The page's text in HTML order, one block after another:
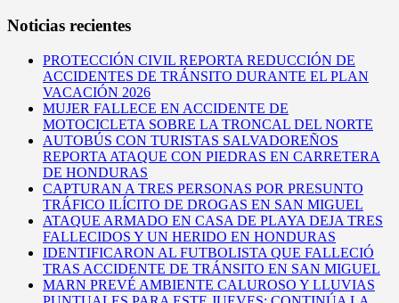
Noticias recientes
PROTECCIÓN CIVIL REPORTA REDUCCIÓN DE
ACCIDENTES DE TRÁNSITO DURANTE EL PLAN
VACACIÓN 2026
MUJER FALLECE EN ACCIDENTE DE
MOTOCICLETA SOBRE LA TRONCAL DEL NORTE
AUTOBÚS CON TURISTAS SALVADOREÑOS
REPORTA ATAQUE CON PIEDRAS EN CARRETERA
DE HONDURAS
CAPTURAN A TRES PERSONAS POR PRESUNTO
TRÁFICO ILÍCITO DE DROGAS EN SAN MIGUEL
ATAQUE ARMADO EN CASA DE PLAYA DEJA TRES
FALLECIDOS Y UN HERIDO EN HONDURAS
IDENTIFICARON AL FUTBOLISTA QUE FALLECIÓ
TRAS ACCIDENTE DE TRÁNSITO EN SAN MIGUEL
MARN PREVÉ AMBIENTE CALUROSO Y LLUVIAS